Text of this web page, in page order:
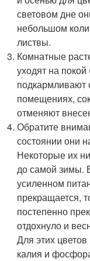
световом дне
небольшом
листвы.
Комнатные
уходят на
подкармливают
помещениях,
отменяют
Обратите
состоянии они
Некоторые их
до самой зимы.
усиленном
прекращается,
постепенно
отдохнуло и
Для этих
калия и